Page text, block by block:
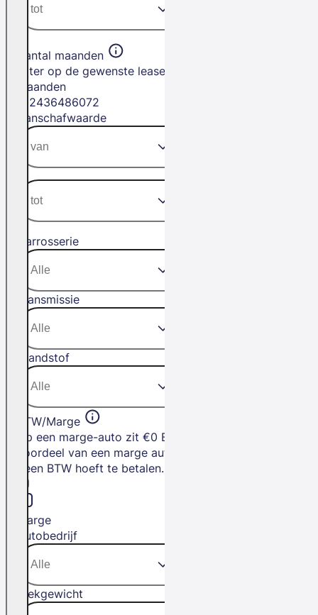
Aantal maanden
Filter op de gewenste leasetermijn in
maanden
2436486072
Aanschafwaarde
Carrosserie
Transmissie
Brandstof
BTW/Marge
Op een marge-auto zit €0 BTW. Het
voordeel van een marge auto is dat je
geen BTW hoeft te betalen.
Marge
Autobedrijf
Trekgewicht